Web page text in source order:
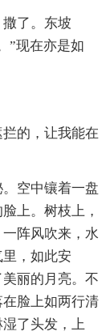
了。东坡
”现在亦是如
的，让我能在
空中镶着一盘
上。树枝上，
阵风吹来，水
，如此安
丽的月亮。不
脸上如两行清
了头发，上